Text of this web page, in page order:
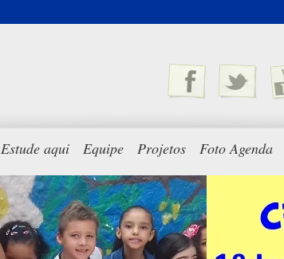
Estude aqui Equipe Projetos Foto Agenda